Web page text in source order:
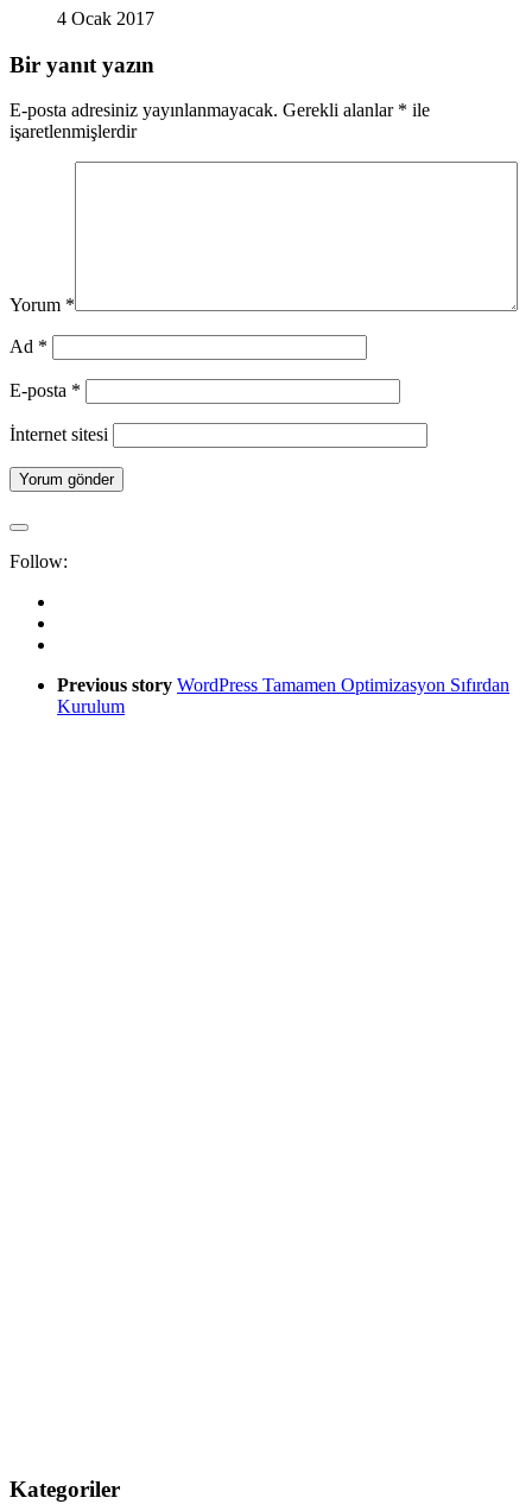
4 Ocak 2017
Bir yanıt yazın
E-posta adresiniz yayınlanmayacak. Gerekli alanlar * ile
işaretlenmişlerdir
Yorum *
Ad *
E-posta *
İnternet sitesi
Follow:
Previous story WordPress Tamamen Optimizasyon Sıfırdan
Kurulum
Kategoriler